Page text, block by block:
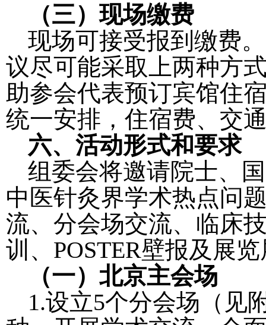
（三）现场缴费
现场可接受报到缴费
议尽可能采取上两种方
助参会代表预订宾馆住
统一安排，住宿费、交
六、活动形式和要求
组委会将邀请院士、
中医针灸界学术热点问
流、分会场交流、临床
训、 POSTER壁报及展
（一）北京主会场
1.设立5个分会场（见